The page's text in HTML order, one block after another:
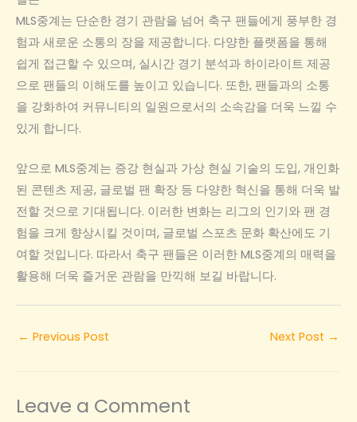
MLS중계는 단순한 경기 관람을 넘어 축구 팬들에게 풍부한 경
험과 새로운 소통의 장을 제공합니다. 다양한 플랫폼을 통해
쉽게 접근할 수 있으며, 실시간 경기 분석과 하이라이트 제공
으로 팬들의 이해도를 높이고 있습니다. 또한, 팬들과의 소통
을 강화하여 커뮤니티의 일원으로서의 소속감을 더욱 느낄 수
있게 합니다.
앞으로 MLS중계는 증강 현실과 가상 현실 기술의 도입, 개인화
된 콘텐츠 제공, 글로벌 팬 확장 등 다양한 혁신을 통해 더욱 발
전할 것으로 기대됩니다. 이러한 변화는 리그의 인기와 팬 경
험을 크게 향상시킬 것이며, 글로벌 스포츠 문화 확산에도 기
여할 것입니다. 따라서 축구 팬들은 이러한 MLS중계의 매력을
활용해 더욱 즐거운 관람을 만끽해 보길 바랍니다.
← Previous Post Next Post →
Leave a Comment